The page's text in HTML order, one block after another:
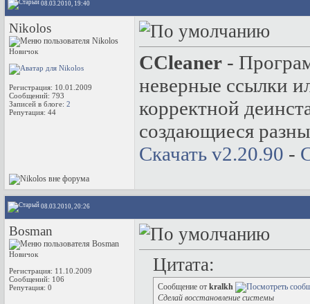
08.03.2010, 19:40
Nikolos
Новичок
Регистрация: 10.01.2009
Сообщений: 793
Записей в блоге: 2
Репутация: 44
CCleaner -
неверные ссылки
корректной
создающиеся
Скачать v2.20.90 -
08.03.2010, 20:26
Bosman
Новичок
Регистрация: 11.10.2009
Сообщений: 106
Репутация: 0
Цитата:
Сообщение от kralkh
Сделай восстановление системы